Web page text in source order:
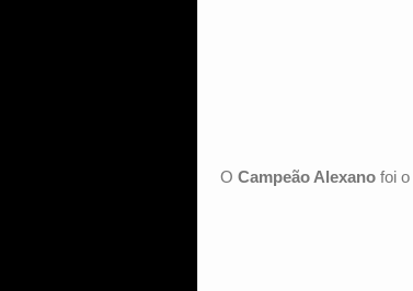
O Campeão Alexano foi